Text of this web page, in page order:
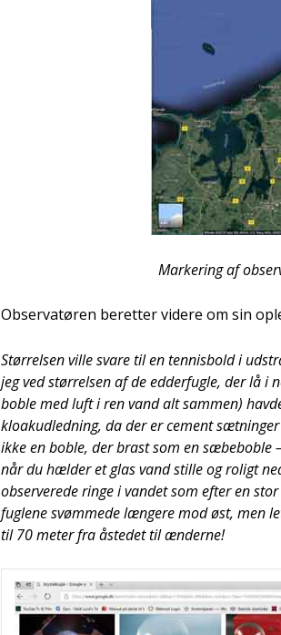
Mar­ke­ring af
Obser­va­tø­ren beret­ter vide­re om sin
Stør­rel­sen vil­le sva­re til en ten­nis­bold i
jeg ved stør­rel­sen af de edder­fug­le, der lå i
bob­le med luft i ren vand alt sam­men)
klo­ak­u­d­led­ning, da der er cement
ikke en bob­le, der brast som en
når du hæl­der et glas vand stil­le og roligt
obser­ve­re­de rin­ge i van­det som efter en
fug­le­ne svøm­me­de læn­ge­re mod øst, men
til 70 meter fra åste­det til ænder­ne!